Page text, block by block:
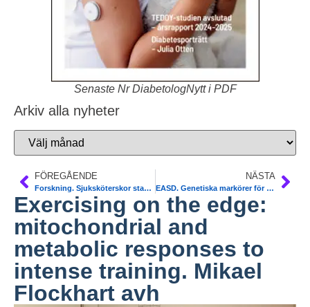
Senaste Nr DiabetologNytt i PDF
Arkiv alla nyheter
FÖREGÅENDE
Forskning. Sjuksköterskor stannar om chefen är bra
NÄSTA
EASD. Genetiska markörer för T2DM. Samband med ökad risk för vaskulär demens. Elin Dybjer
Exercising on the edge:
mitochondrial and
metabolic responses to
intense training. Mikael
Flockhart avh